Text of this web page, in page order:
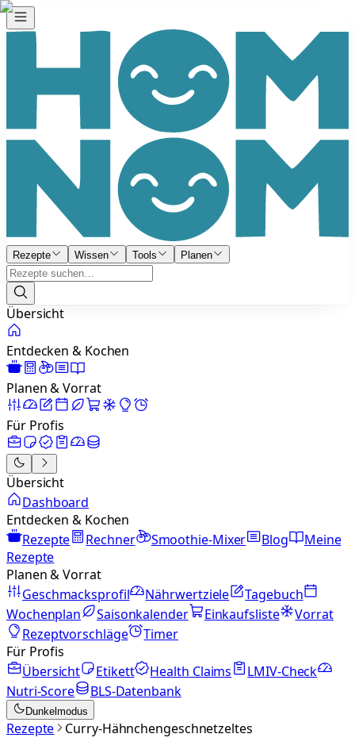
Rezepte Wissen Tools Planen
Übersicht
Entdecken & Kochen
Planen & Vorrat
Für Profis
Übersicht
Dashboard
Entdecken & Kochen
Rezepte
Rechner Smoothie-Mixer Blog
Meine
Rezepte
Planen & Vorrat
Geschmacksprofil
Nährwertziele
Tagebuch
Wochenplan
Saisonkalender Einkaufsliste
Vorrat
Rezeptvorschläge
Timer
Für Profis
Übersicht
Etikett Health Claims
LMIV-Check
Nutri-Score
BLS-Datenbank
Dunkelmodus
Rezepte Curry-Hähnchengeschnetzeltes